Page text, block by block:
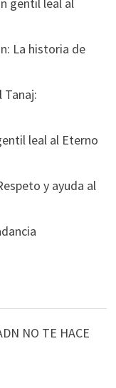
La historia de
Tanaj:
leal al Eterno
y ayuda al
NO TE HACE